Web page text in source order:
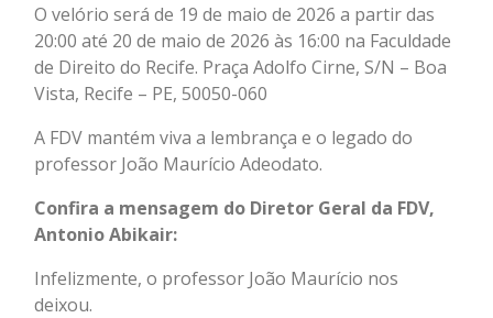
O velório será de 19 de maio de 2026 a partir das
20:00 até 20 de maio de 2026 às 16:00 na Faculdade
de Direito do Recife. Praça Adolfo Cirne, S/N – Boa
Vista, Recife – PE, 50050-060
A FDV mantém viva a lembrança e o legado do
professor João Maurício Adeodato.
Confira a mensagem do Diretor Geral da FDV,
Antonio Abikair:
Infelizmente, o professor João Maurício nos
deixou.